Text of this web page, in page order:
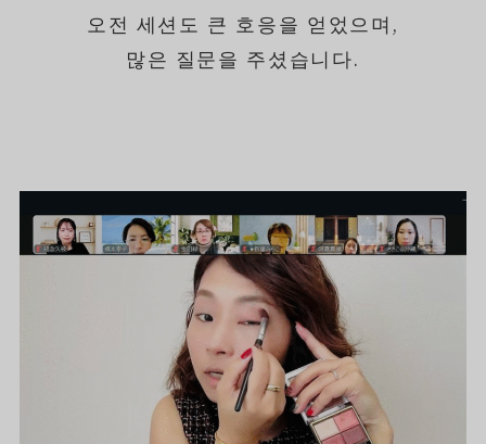
오전 세션도 큰 호응을 얻었으며,
많은 질문을 주셨습니다.